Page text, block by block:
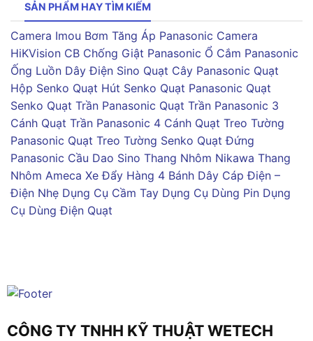
SẢN PHẨM HAY TÌM KIẾM
Camera Imou Bơm Tăng Áp Panasonic Camera
HiKVision CB Chống Giật Panasonic Ổ Cắm Panasonic
Ống Luồn Dây Điện Sino Quạt Cây Panasonic Quạt
Hộp Senko Quạt Hút Senko Quạt Panasonic Quạt
Senko Quạt Trần Panasonic Quạt Trần Panasonic 3
Cánh Quạt Trần Panasonic 4 Cánh Quạt Treo Tường
Panasonic Quạt Treo Tường Senko Quạt Đứng
Panasonic Cầu Dao Sino Thang Nhôm Nikawa Thang
Nhôm Ameca Xe Đẩy Hàng 4 Bánh Dây Cáp Điện –
Điện Nhẹ Dụng Cụ Cầm Tay Dụng Cụ Dùng Pin Dụng
Cụ Dùng Điện Quạt
CÔNG TY TNHH KỸ THUẬT WETECH